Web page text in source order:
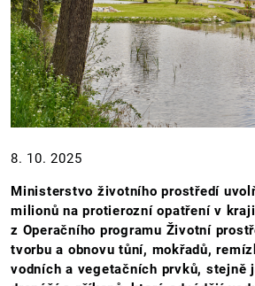
8. 10. 2025
Ministerstvo životního prostředí
milionů na protierozní opatření v
z Operačního programu Životní
tvorbu a obnovu tůní, mokřadů,
vodních a vegetačních prvků, stejně